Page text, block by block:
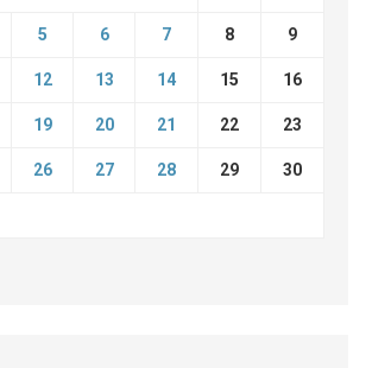
5 6 7 8 9
12 13 14 15 16
19 20 21 22 23
26 27 28 29 30